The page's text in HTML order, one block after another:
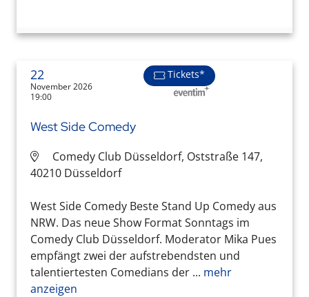
22
November 2026
19:00
Tickets*
West Side Comedy
Comedy Club Düsseldorf, Oststraße 147,
40210 Düsseldorf
West Side Comedy Beste Stand Up Comedy aus
NRW. Das neue Show Format Sonntags im
Comedy Club Düsseldorf. Moderator Mika Pues
empfängt zwei der aufstrebendsten und
talentiertesten Comedians der ... mehr
anzeigen